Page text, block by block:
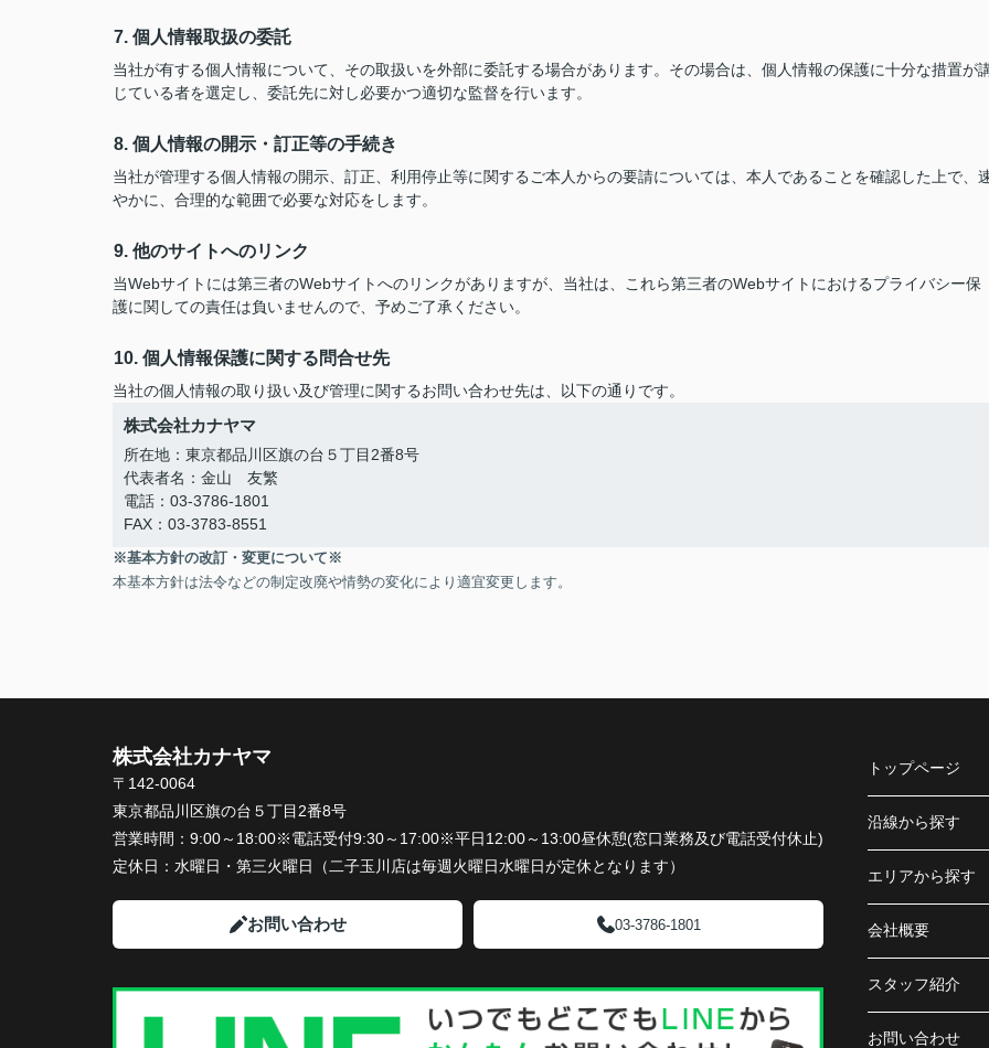
7. 個人情報取扱の委託
当社が有する個人情報について、その取扱いを外部に委託する場合があります。その場合は、個人情報の保護に十分な措置が
じている者を選定し、委託先に対し必要かつ適切な監督を行います。
8. 個人情報の開示・訂正等の手続き
当社が管理する個人情報の開示、訂正、利用停止等に関するご本人からの要請については、本人であることを確認した上で、
やかに、合理的な範囲で必要な対応をします。
9. 他のサイトへのリンク
当Webサイトには第三者のWebサイトへのリンクがありますが、当社は、これら第三者のWebサイトにおけるプライバシー保
護に関しての責任は負いませんので、予めご了承ください。
10. 個人情報保護に関する問合せ先
当社の個人情報の取り扱い及び管理に関するお問い合わせ先は、以下の通りです。
株式会社カナヤマ
所在地：東京都品川区旗の台５丁目2番8号
代表者名：金山 友繁
電話：03-3786-1801
FAX：03-3783-8551
※基本方針の改訂・変更について※
本基本方針は法令などの制定改廃や情勢の変化により適宜変更します。
株式会社カナヤマ
〒142-0064
東京都品川区旗の台５丁目2番8号
営業時間： 9:00～18:00※電話受付9:30～17:00※平日12:00～13:00昼休憩(窓口業務及び電話受付休止)
定休日： 水曜日・第三火曜日（二子玉川店は毎週火曜日水曜日が定休となります）
お問い合わせ 03-3786-1801
トップページ
沿線から探す
エリアから探す
会社概要
スタッフ紹介
お問い合わせ